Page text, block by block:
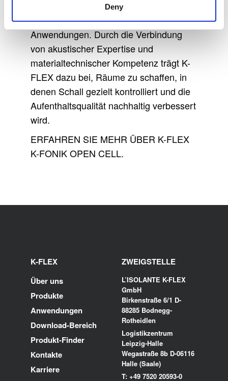
Deny
Optimierung der Schallabsorption in
Bau-, HLK-/Kälte-, Industrie- und OEM-
Anwendungen. Durch die Verbindung
von akustischer Expertise und
materialtechnischer Kompetenz trägt K-
FLEX dazu bei, Räume zu schaffen, in
denen Schall gezielt kontrolliert und die
Aufenthaltsqualität nachhaltig verbessert
wird.
ERFAHREN SIE MEHR ÜBER K-FLEX
K-FONIK OPEN CELL.
K-FLEX
Über uns
Produkte
Anwendungen
Download-Bereich
Produkt-Finder
Kontakte
Karriere
ZWEIGSTELLE
L’ISOLANTE K-FLEX
GmbH
Birkenstraße 6/1 D-
88285 Bodnegg-
Rotheidlen
Logistikzentrum
Leipzig-Halle
Wegastraße 8b D-06116
Halle (Saale)
T: +49 7520 20593-0